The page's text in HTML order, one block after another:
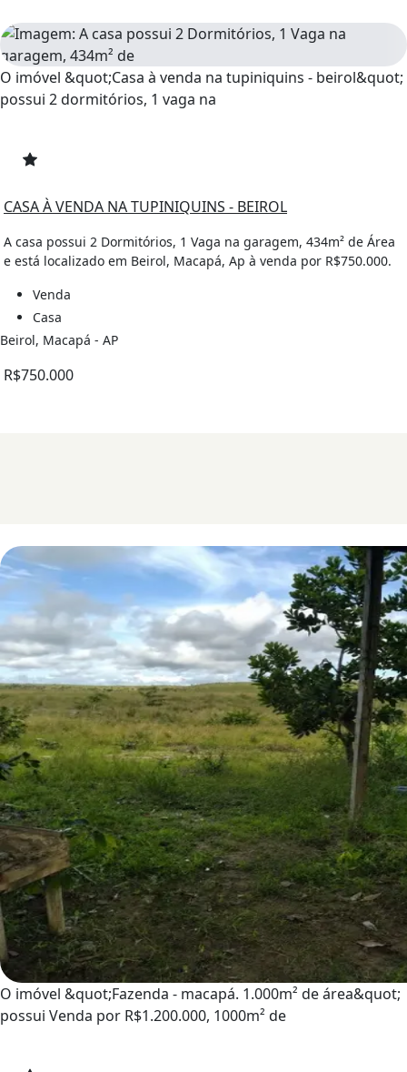
O imóvel &quot;Casa à venda na tupiniquins - beirol&quot;
possui 2 dormitórios, 1 vaga na
CASA À VENDA NA TUPINIQUINS - BEIROL
A casa possui 2 Dormitórios, 1 Vaga na garagem, 434m² de Área
e está localizado em Beirol, Macapá, Ap à venda por R$750.000.
Venda
Casa
Beirol, Macapá - AP
R$750.000
O imóvel &quot;Fazenda - macapá. 1.000m² de área&quot;
possui Venda por R$1.200.000, 1000m² de